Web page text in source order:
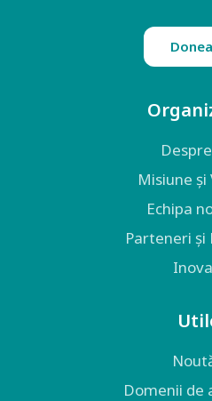
Misiune și
Echipa
Parteneri și
Domenii de